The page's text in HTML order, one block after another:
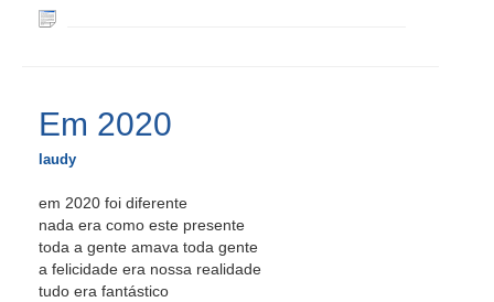
Em 2020
laudy
em 2020 foi diferente
nada era como este presente
toda a gente amava toda gente
a felicidade era nossa realidade
tudo era fantástico